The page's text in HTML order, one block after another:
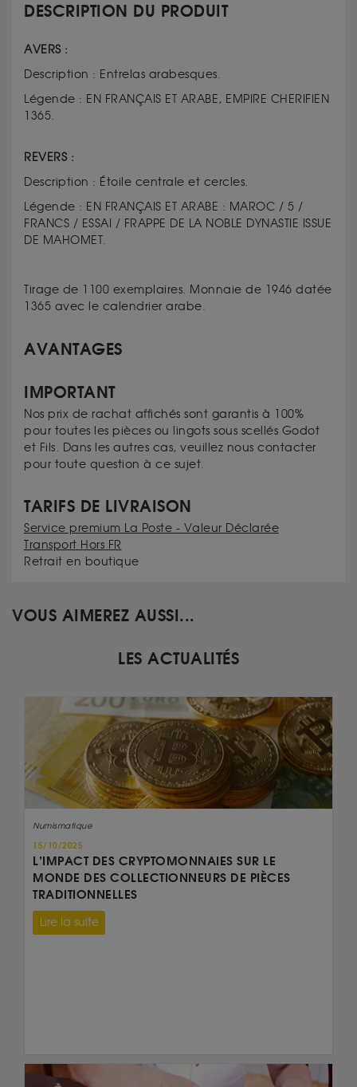
DESCRIPTION DU PRODUIT
AVERS :
Description : Entrelas arabesques.
Légende : EN FRANÇAIS ET ARABE, EMPIRE CHERIFIEN
1365.
REVERS :
Description : Étoile centrale et cercles.
Légende : EN FRANÇAIS ET ARABE : MAROC / 5 /
FRANCS / ESSAI / FRAPPE DE LA NOBLE DYNASTIE ISSUE
DE MAHOMET.
Tirage de 1100 exemplaires. Monnaie de 1946 datée
1365 avec le calendrier arabe.
AVANTAGES
IMPORTANT
Nos prix de rachat affichés sont garantis à 100%
pour toutes les pièces ou lingots sous scellés Godot
et Fils. Dans les autres cas, veuillez nous contacter
pour toute question à ce sujet.
TARIFS DE LIVRAISON
Service premium La Poste - Valeur Déclarée
Transport Hors FR
Retrait en boutique
VOUS AIMEREZ AUSSI...
LES ACTUALITÉS
Numismatique
15/10/2025
L’IMPACT DES CRYPTOMONNAIES SUR LE
MONDE DES COLLECTIONNEURS DE PIÈCES
TRADITIONNELLES
Lire la suite